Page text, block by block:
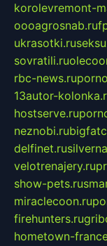
korolevremont-
oooagrosnab.ru
ukrasotki.ru
sovratili.ru
rbc-news.ru
13autor-
hostserve.ru
neznobi.ru
delfinet.ru
velotrenajery.ru
show-pets.ru
miraclecoon.ru
firehunters.ru
hometown-